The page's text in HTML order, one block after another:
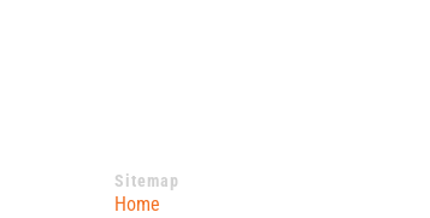
Sitemap
Home